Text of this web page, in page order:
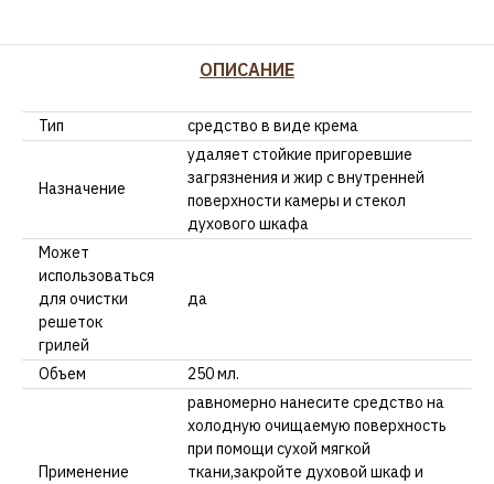
ОПИСАНИЕ
Тип средство в виде крема
Назначение
удаляет стойкие пригоревшие
загрязнения и жир с внутренней
поверхности камеры и стекол
духового шкафа
Может
использоваться
для очистки
решеток
грилей
да
Объем 250 мл.
Применение
равномерно нанесите средство на
холодную очищаемую поверхность
при помощи сухой мягкой
ткани,закройте духовой шкаф и